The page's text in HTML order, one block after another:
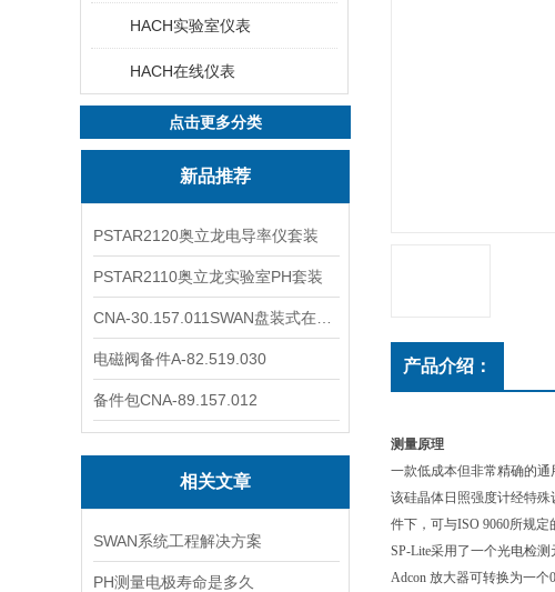
HACH实验室仪表
HACH在线仪表
点击更多分类
新品推荐
PSTAR2120奥立龙电导率仪套装
PSTAR2110奥立龙实验室PH套装
电磁阀备件A-82.519.030
备件包CNA-89.157.012
相关文章
SWAN系统工程解决方案
PH测量电极寿命是多久
产品介绍：
测量原理
一款低成本但非常精确的通
该硅晶体日照强度计经特
件下，可与ISO 9060所规定
SP-Lite采用了一个光电检
Adcon 放大器可转换为一个